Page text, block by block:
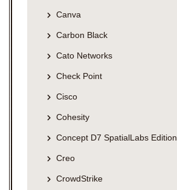
Canva
Carbon Black
Cato Networks
Check Point
Cisco
Cohesity
Concept D7 SpatialLabs Edition
Creo
CrowdStrike